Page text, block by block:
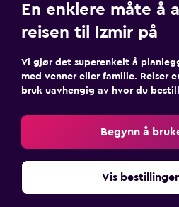
En enklere måte å
reisen til Izmir på
Vi gjør det superenkelt å
med venner eller familie. Reiser
bruk uavhengig av hvor du
Begynn å
Vis